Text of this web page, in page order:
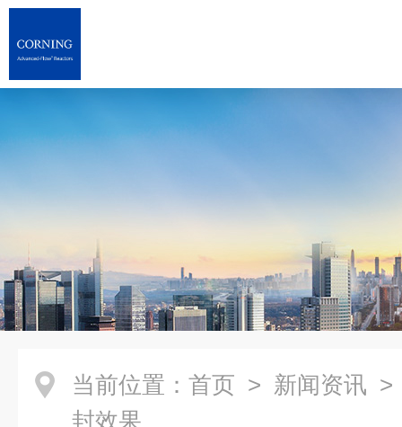
当前位置： 首页 > 新闻资讯 >
封效果